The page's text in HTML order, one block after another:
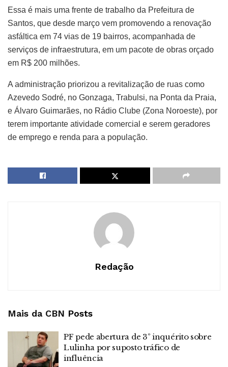
Essa é mais uma frente de trabalho da Prefeitura de
Santos, que desde março vem promovendo a renovação
asfáltica em 74 vias de 19 bairros, acompanhada de
serviços de infraestrutura, em um pacote de obras orçado
em R$ 200 milhões.
A administração priorizou a revitalização de ruas como
Azevedo Sodré, no Gonzaga, Trabulsi, na Ponta da Praia,
e Álvaro Guimarães, no Rádio Clube (Zona Noroeste), por
terem importante atividade comercial e serem geradores
de emprego e renda para a população.
Redação
Mais da CBN Posts
PF pede abertura de 3º inquérito sobre
Lulinha por suposto tráfico de
influência